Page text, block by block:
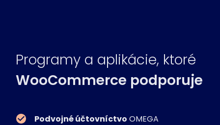
Programy a aplikácie, ktoré
WooCommerce podporuje
Podvojné účtovníctvo OMEGA